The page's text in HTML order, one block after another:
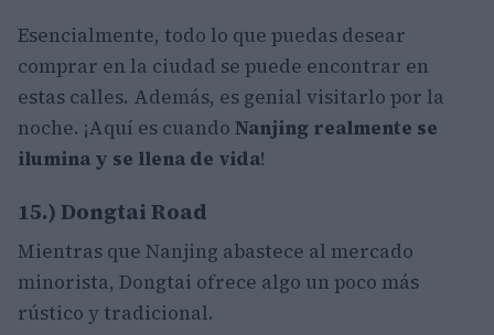
Esencialmente, todo lo que puedas desear
comprar en la ciudad se puede encontrar en
estas calles. Además, es genial visitarlo por la
noche. ¡Aquí es cuando Nanjing realmente se
ilumina y se llena de vida!
15.) Dongtai Road
Mientras que Nanjing abastece al mercado
minorista, Dongtai ofrece algo un poco más
rústico y tradicional.